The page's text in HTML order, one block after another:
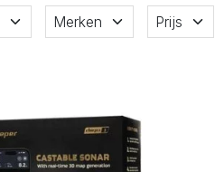
Merken Prijs